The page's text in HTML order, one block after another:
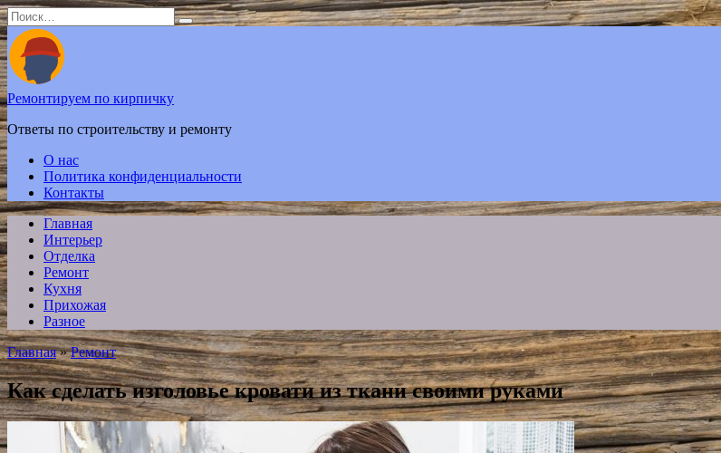
Перейти
к
содержанию
Search
for:
Ремонтируем по кирпичку
Ответы по строительству и ремонту
О нас
Политика конфиденциальности
Контакты
Главная
Интерьер
Отделка
Ремонт
Кухня
Прихожая
Разное
Главная » Ремонт
Как сделать изголовье кровати из ткани своими руками